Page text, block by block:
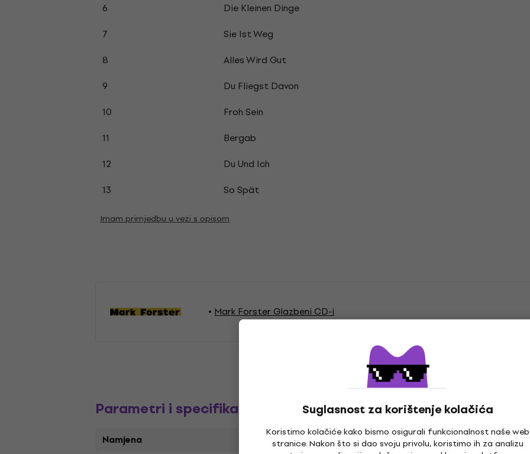
Suglasnost za korištenje kolačića
Koristimo kolačiće kako bismo osigurali funkcionalnost naše web
stranice. Nakon što si dao svoju privolu, koristimo ih za analizu
6
Die Kleinen Dinge
7
Sie Ist Weg
8
Alles Wird Gut
9
Du Fliegst Davon
10
Froh Sein
11
Bergab
12
Du Und Ich
13
So Spät
Imam primjedbu u vezi s opisom
Mark Forster Glazbeni CD-i
Parametri i specifikacija
Namjena